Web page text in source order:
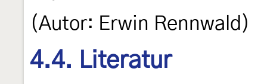
(Autor: Erwin Rennwald)
4.4. Literatur